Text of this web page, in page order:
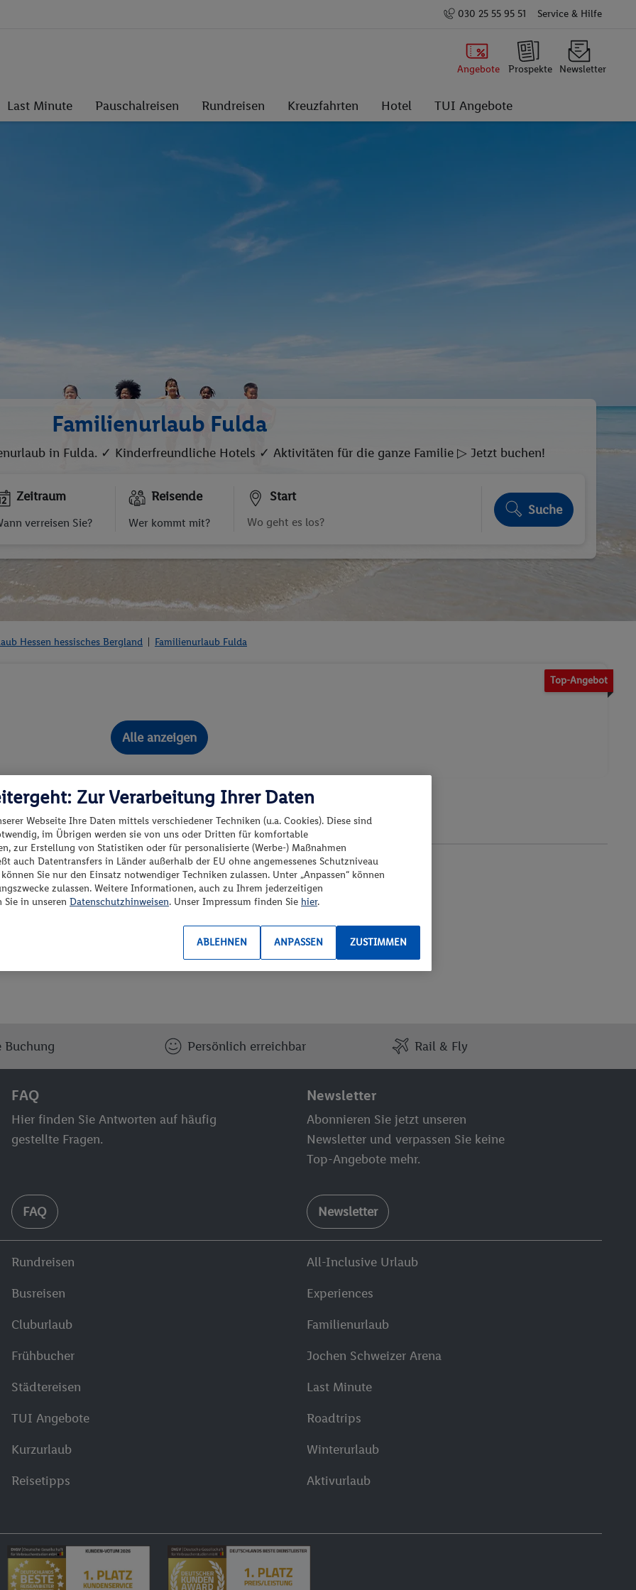
030 25 55 95 51 Service & Hilfe
Angebote Prospekte Newsletter
Last Minute Pauschalreisen Rundreisen Kreuzfahrten Hotel TUI Angebote
Familienurlaub Fulda
in Fulda. ✓ Kinderfreundliche Hotels ✓ Aktivitäten für die ganze Familie ▷ Jetzt buchen!
Zeitraum
verreisen Sie?
Reisende
Wer kommt mit?
Start
Suche
Hessen hessisches Bergland Familienurlaub Fulda
Top-Angebot
Alle anzeigen
unvergesslichen Familienurlaub in
Fulda erleben
Buchung Persönlich erreichbar Rail & Fly
FAQ
Hier finden Sie Antworten auf häufig
gestellte Fragen.
FAQ
Newsletter
Abonnieren Sie jetzt unseren
Newsletter und verpassen Sie keine
Top-Angebote mehr.
Newsletter
Rundreisen
Busreisen
Cluburlaub
Frühbucher
Städtereisen
TUI Angebote
Kurzurlaub
Reisetipps
All-Inclusive Urlaub
Experiences
Familienurlaub
Jochen Schweizer Arena
Last Minute
Roadtrips
Winterurlaub
Aktivurlaub
Zur Verarbeitung Ihrer Daten
Webseite Ihre Daten mittels verschiedener Techniken (u.a. Cookies). Diese sind
im Übrigen werden sie von uns oder Dritten für komfortable
zur Erstellung von Statistiken oder für personalisierte (Werbe-) Maßnahmen
auch Datentransfers in Länder außerhalb der EU ohne angemessenes Schutzniveau
Sie nur den Einsatz notwendiger Techniken zulassen. Unter „Anpassen“ können
zulassen. Weitere Informationen, auch zu Ihrem jederzeitigen
in unseren Datenschutzhinweisen. Unser Impressum finden Sie hier.
ZUSTIMMEN
ANPASSEN
ABLEHNEN